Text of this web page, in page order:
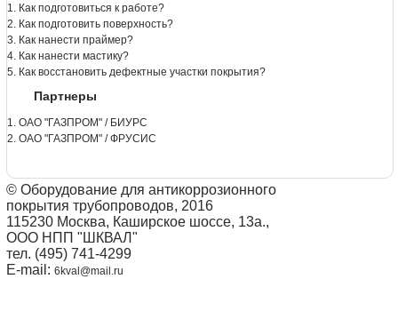
1. Как подготовиться к работе?
2. Как подготовить поверхность?
3. Как нанести праймер?
4. Как нанести мастику?
5. Как восстановить дефектные участки покрытия?
Партнеры
1. ОАО "ГАЗПРОМ" / БИУРС
2. ОАО "ГАЗПРОМ" / ФРУСИС
© Оборудование для антикоррозионного
покрытия трубопроводов, 2016
115230 Москва, Каширское шоссе, 13а.,
ООО НПП "ШКВАЛ"
тел. (495) 741-4299
E-mail: 6kval@mail.ru